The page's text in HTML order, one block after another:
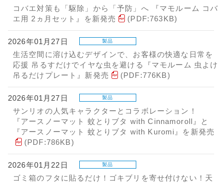
コバエ対策も「駆除」から「予防」へ 『マモルーム コバ
エ用 2ヵ月セット』を新発売
(PDF:763KB)
2026年01月27日 製品
生活空間に溶け込むデザインで、お客様の快適な日常を
応援 吊るすだけでイヤな虫を避ける『マモルーム 虫よけ
吊るだけプレート』新発売
(PDF:776KB)
2026年01月27日 製品
サンリオの人気キャラクターとコラボレーション！
『アースノーマット 蚊とりブタ with Cinnamoroll』と
『アースノーマット 蚊とりブタ with Kuromi』を新発売
(PDF:786KB)
2026年01月22日 製品
ゴミ箱のフタに貼るだけ！ゴキブリを寄せ付けない！天